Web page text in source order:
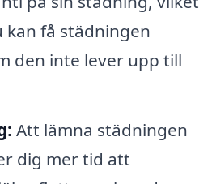
få städningen
den inte lever upp till
Att lämna städningen
dig mer tid att